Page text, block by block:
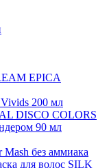
EPICA
200 мл
DISCO COLORS
90 мл
без аммиака
для волос SILK